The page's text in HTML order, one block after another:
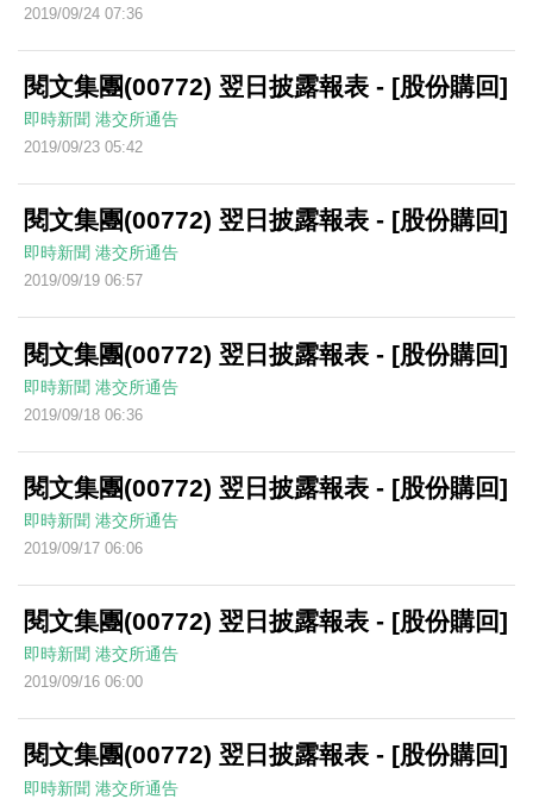
2019/09/24 07:36
閱文集團(00772) 翌日披露報表 - [股份購回]
即時新聞 港交所通告
2019/09/23 05:42
閱文集團(00772) 翌日披露報表 - [股份購回]
即時新聞 港交所通告
2019/09/19 06:57
閱文集團(00772) 翌日披露報表 - [股份購回]
即時新聞 港交所通告
2019/09/18 06:36
閱文集團(00772) 翌日披露報表 - [股份購回]
即時新聞 港交所通告
2019/09/17 06:06
閱文集團(00772) 翌日披露報表 - [股份購回]
即時新聞 港交所通告
2019/09/16 06:00
閱文集團(00772) 翌日披露報表 - [股份購回]
即時新聞 港交所通告